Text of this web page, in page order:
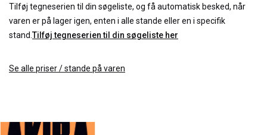
Tilføj tegneserien til din søgeliste, og få automatisk besked, når
varen er på lager igen, enten i alle stande eller en i specifik
stand. Tilføj tegneserien til din søgeliste her
Se alle priser / stande på varen